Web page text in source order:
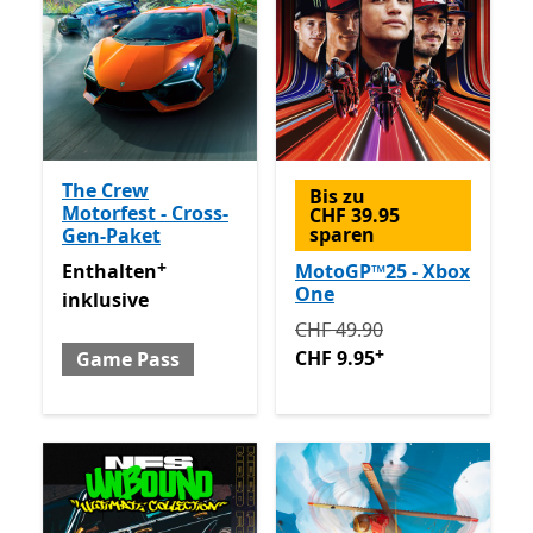
The Crew
Motorfest - Cross-
Gen-Paket
Enthalten inklusive Game PassEnthält In-App-Käufe
Enthalten+
inklusive
Game Pass
Bis zu
CHF 39.95
sparen
MotoGP™25 - Xbox
One
Ursprünglich CHF 49.90
CHF 49.90
CHF 9.95+